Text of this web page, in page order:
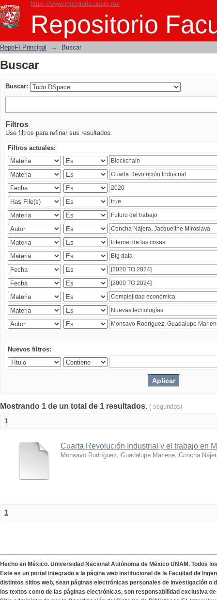
https://www.ingenieria.unam.mx
Repositorio
Buscar
RepoFI Principal → Buscar
Buscar
Buscar:
Filtros
Use filtros para refinar sus resultados.
Filtros actuales:
Nuevos filtros:
Mostrando 1 de un total de 1 resultados. ( segundos)
1
Cuarta Revolución Industrial y el trabajo en
Monsavo Rodríguez, Guadalupe Marlene; Concha
1
Hecho en México. Universidad Nacional Autónoma de México UNAM. Todos
Este es un portal integrado a la página web institucional de la Facultad de
distintos sitios web, sean páginas electrónicas personales de investigación o
los textos como de las páginas electrónicas, son responsabilidad exclusiva